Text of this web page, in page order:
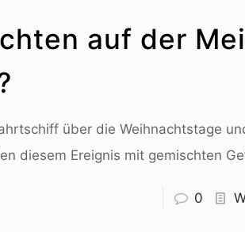
auf der
über die Weihnachtstage
diesem Ereignis mit gemischten
0